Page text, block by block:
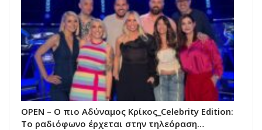
OPEN – Ο πιο Αδύναμος Κρίκος_Celebrity Edition:
Το ραδιόφωνο έρχεται στην τηλεόραση…